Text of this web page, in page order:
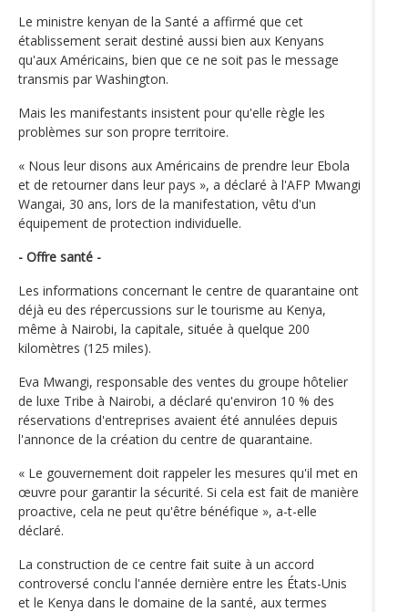
Le ministre kenyan de la Santé a affirmé que cet
établissement serait destiné aussi bien aux Kenyans
qu'aux Américains, bien que ce ne soit pas le message
transmis par Washington.
Mais les manifestants insistent pour qu'elle règle les
problèmes sur son propre territoire.
« Nous leur disons aux Américains de prendre leur Ebola
et de retourner dans leur pays », a déclaré à l'AFP Mwangi
Wangai, 30 ans, lors de la manifestation, vêtu d'un
équipement de protection individuelle.
- Offre santé -
Les informations concernant le centre de quarantaine ont
déjà eu des répercussions sur le tourisme au Kenya,
même à Nairobi, la capitale, située à quelque 200
kilomètres (125 miles).
Eva Mwangi, responsable des ventes du groupe hôtelier
de luxe Tribe à Nairobi, a déclaré qu'environ 10 % des
réservations d'entreprises avaient été annulées depuis
l'annonce de la création du centre de quarantaine.
« Le gouvernement doit rappeler les mesures qu'il met en
œuvre pour garantir la sécurité. Si cela est fait de manière
proactive, cela ne peut qu'être bénéfique », a-t-elle
déclaré.
La construction de ce centre fait suite à un accord
controversé conclu l'année dernière entre les États-Unis
et le Kenya dans le domaine de la santé, aux termes